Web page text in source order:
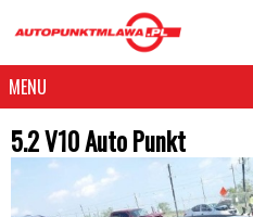
MENU
5.2 V10 Auto Punkt